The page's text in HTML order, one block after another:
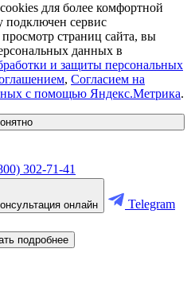
для более комфортной
подключен сервис
страниц сайта, вы
данных в
и защиты персональных
, Согласием на
с помощью Яндекс.Метрика.
302-71-41
онлайн Telegram
подробнее